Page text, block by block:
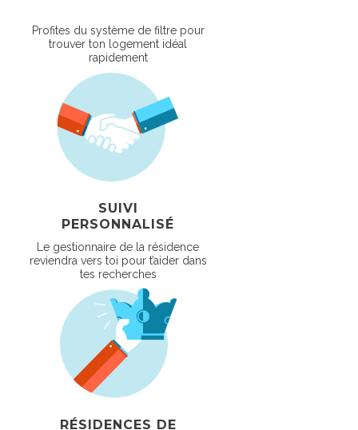
Profites du système de filtre pour
trouver ton logement idéal
rapidement
SUIVI
PERSONNALISÉ
Le gestionnaire de la résidence
reviendra vers toi pour t’aider dans
tes recherches
RÉSIDENCES DE